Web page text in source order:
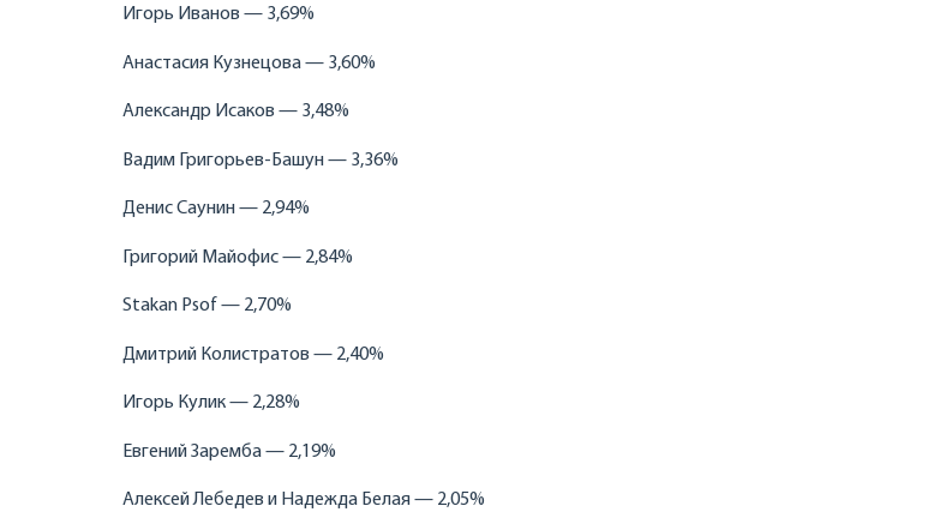
Игорь Иванов — 3,69%
Анастасия Кузнецова — 3,60%
Александр Исаков — 3,48%
Вадим Григорьев-Башун — 3,36%
Денис Саунин — 2,94%
Григорий Майофис — 2,84%
Stakan Psof — 2,70%
Дмитрий Колистратов — 2,40%
Игорь Кулик — 2,28%
Евгений Заремба — 2,19%
Алексей Лебедев и Надежда Белая — 2,05%